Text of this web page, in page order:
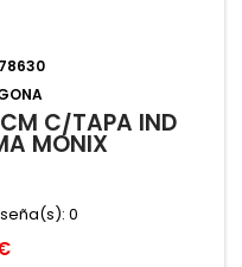
78630
C/TAPA IND
MONIX
0